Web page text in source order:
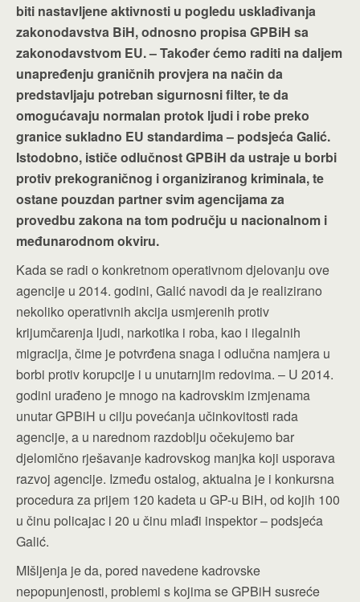
biti nastavljene aktivnosti u pogledu usklađivanja
zakonodavstva BiH, odnosno propisa GPBiH sa
zakonodavstvom EU. – Također ćemo raditi na daljem
unapređenju graničnih provjera na način da
predstavljaju potreban sigurnosni filter, te da
omogućavaju normalan protok ljudi i robe preko
granice sukladno EU standardima – podsjeća Galić.
Istodobno, ističe odlučnost GPBiH da ustraje u borbi
protiv prekograničnog i organiziranog kriminala, te
ostane pouzdan partner svim agencijama za
provedbu zakona na tom području u nacionalnom i
međunarodnom okviru.
Kada se radi o konkretnom operativnom djelovanju ove
agencije u 2014. godini, Galić navodi da je realizirano
nekoliko operativnih akcija usmjerenih protiv
krijumčarenja ljudi, narkotika i roba, kao i ilegalnih
migracija, čime je potvrđena snaga i odlučna namjera u
borbi protiv korupcije i u unutarnjim redovima. – U 2014.
godini urađeno je mnogo na kadrovskim izmjenama
unutar GPBiH u cilju povećanja učinkovitosti rada
agencije, a u narednom razdoblju očekujemo bar
djelomično rješavanje kadrovskog manjka koji usporava
razvoj agencije. Između ostalog, aktualna je i konkursna
procedura za prijem 120 kadeta u GP-u BiH, od kojih 100
u činu policajac i 20 u činu mlađi inspektor – podsjeća
Galić.
MIšljenja je da, pored navedene kadrovske
nepopunjenosti, problemi s kojima se GPBiH susreće